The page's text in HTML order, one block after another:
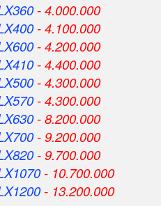
- 4.000.000
- 4.100.000
- 4.200.000
- 4.400.000
- 4.300.000
- 4.300.000
- 8.200.000
- 9.200.000
- 9.700.000
- 10.700.000
- 13.200.000